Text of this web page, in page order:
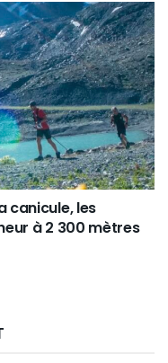
canicule, les
à 2 300 mètres